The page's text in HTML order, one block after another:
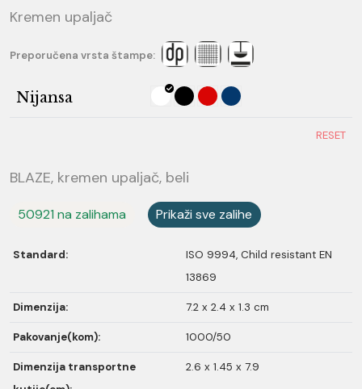
Kremen upaljač
Preporučena vrsta štampe:
Nijansa
RESET
BLAZE, kremen upaljač, beli
50921 na zalihama Prikaži sve zalihe
Standard:
ISO 9994, Child resistant EN
13869
Dimenzija: 7.2 x 2.4 x 1.3 cm
Pakovanje(kom): 1000/50
Dimenzija transportne
2.6 x 1.45 x 7.9